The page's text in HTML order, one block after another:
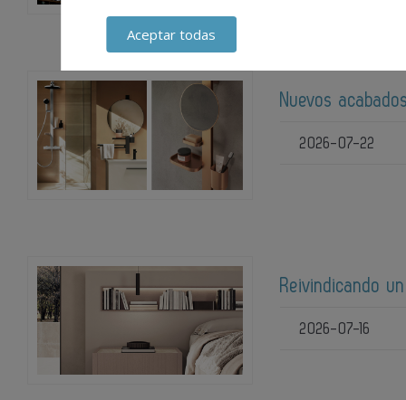
Nuevos
2026-07-22
Reivindicando
2026-07-16
Aceptar todas